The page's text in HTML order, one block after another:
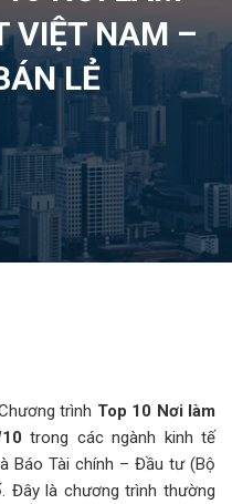
VIỆT NAM –
LẺ
trình Top 10 Nơi làm
trong các ngành kinh tế
Báo Tài chính – Đầu tư (Bộ
Đây là chương trình thường